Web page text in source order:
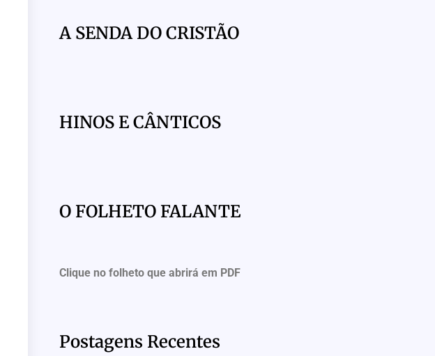
A SENDA DO CRISTÃO
HINOS E CÂNTICOS
O FOLHETO FALANTE
Clique no folheto que abrirá em PDF
Postagens Recentes